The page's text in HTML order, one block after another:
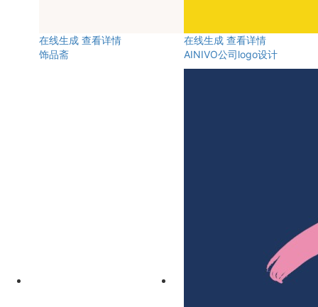
在线生成 查看详情
饰品斋
在线生成 查看详情
AINIVO公司logo设计